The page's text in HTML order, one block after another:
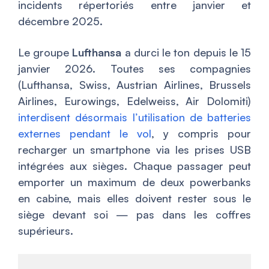
incidents répertoriés entre janvier et
décembre 2025.
Le groupe Lufthansa a durci le ton depuis le 15
janvier 2026. Toutes ses compagnies
(Lufthansa, Swiss, Austrian Airlines, Brussels
Airlines, Eurowings, Edelweiss, Air Dolomiti)
interdisent désormais l’utilisation de batteries
externes pendant le vol, y compris pour
recharger un smartphone via les prises USB
intégrées aux sièges. Chaque passager peut
emporter un maximum de deux powerbanks
en cabine, mais elles doivent rester sous le
siège devant soi — pas dans les coffres
supérieurs.